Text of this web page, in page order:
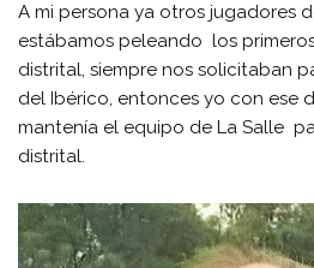
A mi persona ya otros jugadores
estábamos peleando los
distrital, siempre nos solicitaban
del Ibérico, entonces yo con ese
mantenía el equipo de La Salle
distrital.